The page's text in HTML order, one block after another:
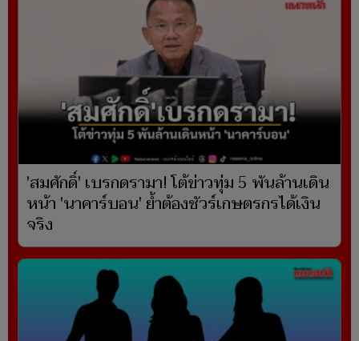
'สมศักดิ์' เบรกดรามา! โต้ข่าวทุ่ม 5 พันล้านเดิน
หน้า 'นาคาร์บอน' ย้ำต้องชัวร์เกษตรกรได้เงิน
จริง